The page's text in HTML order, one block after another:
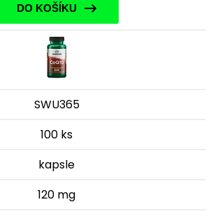
DO KOŠÍKU
SWU365
100 ks
kapsle
120 mg